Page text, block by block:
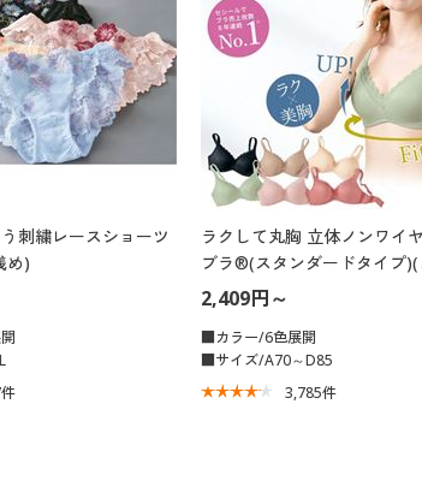
刺繍レースショーツ
め)
件
ラクして丸胸 立体ノンワイ
ブラ®(スタンダードタイプ)(
イヤー・3/4モールドカップ)(
ウェーブブラ)
2,409円～
■カラー/6色展開
■サイズ/A70～D85
3,785件